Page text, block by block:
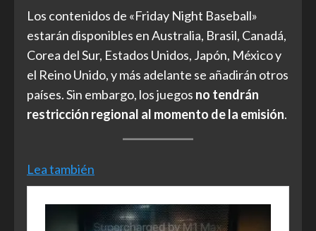
Los contenidos de «Friday Night Baseball»
estarán disponibles en Australia, Brasil, Canadá,
Corea del Sur, Estados Unidos, Japón, México y
el Reino Unido, y más adelante se añadirán otros
países. Sin embargo, los juegos no tendrán
restricción regional al momento de la emisión.
Lea también